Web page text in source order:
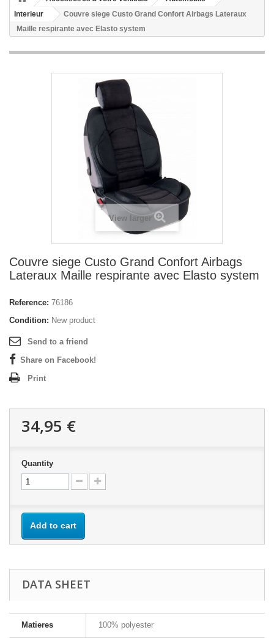
Interieur
Couvre siege Custo Grand Confort Airbags Lateraux
Maille respirante avec Elasto system
View larger
Couvre siege Custo Grand Confort Airbags
Lateraux Maille respirante avec Elasto system
Reference: 76186
Condition: New product
Send to a friend
Share on Facebook!
Print
34,95 €
Quantity
Add to cart
DATA SHEET
Matieres 100% polyester